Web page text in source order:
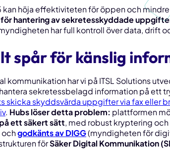
kan höja effektiviteten föröppen och
hantering av sekretesskyddade
har full kontroll över data, drift
spår för känslig
kommunikation har vi på ITSL Solutions
sekretessbelagd information på ett
skicka skyddsvärda uppgifter via fax eller
. Hubs löser detta problem: plattformen
ett säkert sätt, med robust kryptering
ochgodkänts av DIGG(myndigheten för
förSäker Digital Kommunikation